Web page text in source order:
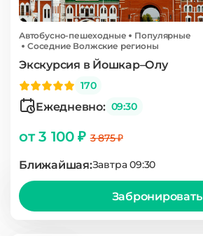
Автобусно-пешеходные
Популярные
Соседние Волжские регионы
Экскурсия в Йошкар–Олу
170
Ежедневно: 09:30
от 3 100 ₽3 875 ₽
Ближайшая:Завтра 09:30
Забронировать